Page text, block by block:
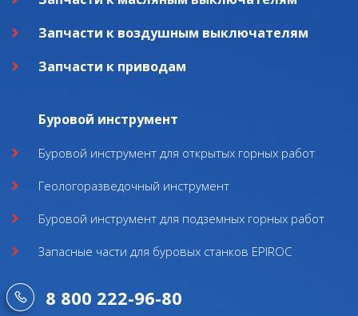
Запчасти к воздушным выключателям
Запчасти к приводам
Буровой инструмент
Буровой инструмент для открытых горных работ
Геологоразведочный инструмент
Буровой инструмент для подземных горных работ
Запасные части для буровых станков EPIROC
8 800 222-96-80